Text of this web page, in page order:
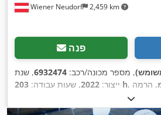
Wiener Neudorf 2,459 km
פנה
, מספר מכונה/רכב: 6932474, שנת
ייצור: 2022, שעות עבודה: 203 h , הרמה
חשמלי
סוללה:225 אה , אורך המזלג:1,150 מ"מ ,